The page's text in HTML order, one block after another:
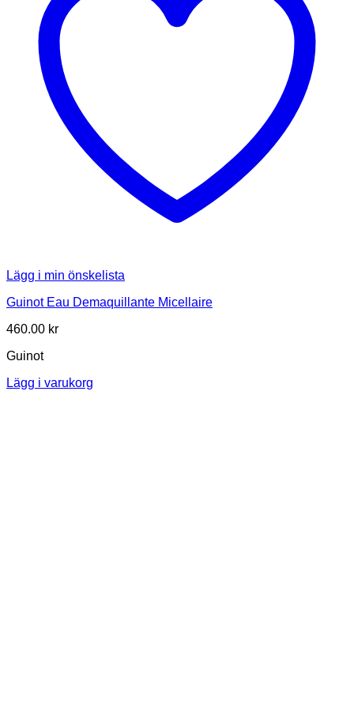
Lägg i min önskelista
Guinot Eau Demaquillante Micellaire
460.00 kr
Guinot
Lägg i varukorg